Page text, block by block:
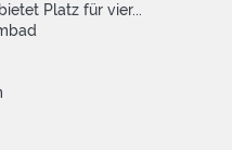
Platz für vier...